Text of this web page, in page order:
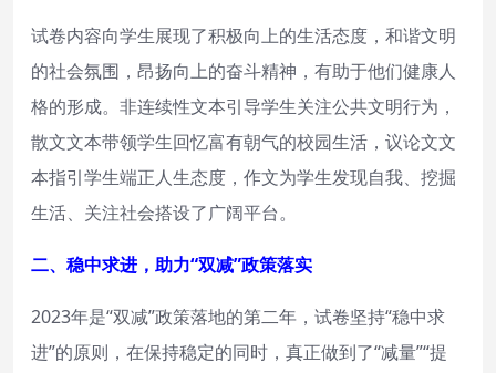
试卷内容向学生展现了积极向上的生活态度，和谐文明
的社会氛围，昂扬向上的奋斗精神，有助于他们健康人
格的形成。非连续性文本引导学生关注公共文明行为，
散文文本带领学生回忆富有朝气的校园生活，议论文文
本指引学生端正人生态度，作文为学生发现自我、挖掘
生活、关注社会搭设了广阔平台。
二、稳中求进，助力“双减”政策落实
2023年是“双减”政策落地的第二年，试卷坚持“稳中求
进”的原则，在保持稳定的同时，真正做到了“减量”“提